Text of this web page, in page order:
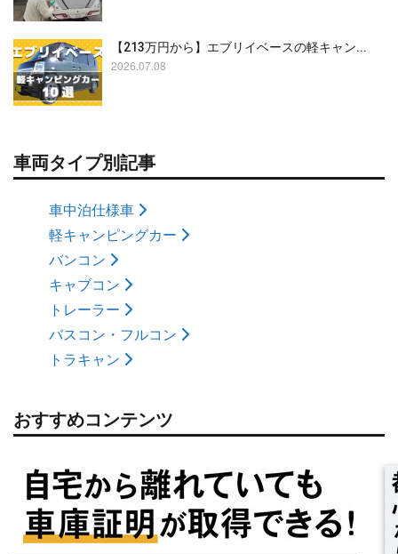
【213万円から】エブリイベースの軽キャン...
2026.07.08
車両タイプ別記事
車中泊仕様車
軽キャンピングカー
バンコン
キャブコン
トレーラー
バスコン・フルコン
トラキャン
おすすめコンテンツ